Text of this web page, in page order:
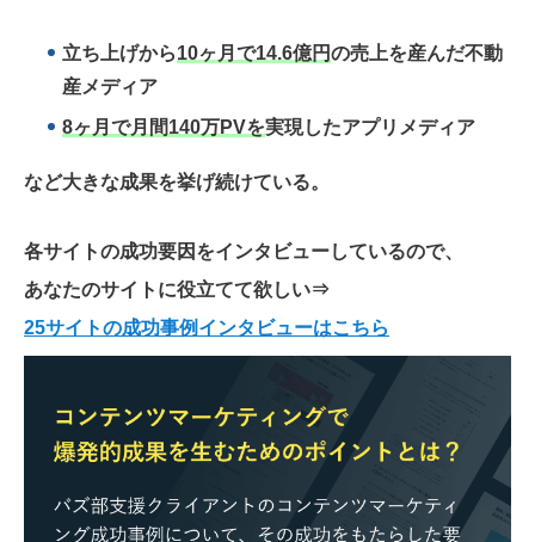
立ち上げから10ヶ月で14.6億円の売上を産んだ不動
産メディア
8ヶ月で月間140万PVを実現したアプリメディア
など大きな成果を挙げ続けている。
各サイトの成功要因をインタビューしているので、
あなたのサイトに役立てて欲しい⇒
25サイトの成功事例インタビューはこちら